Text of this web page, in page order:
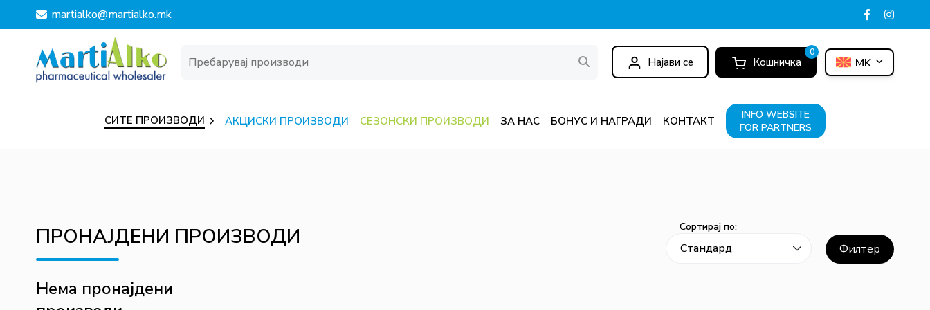
martialko@martialko.mk
Најави се Кошничка
0
MK
СИТЕ ПРОИЗВОДИ АКЦИСКИ ПРОИЗВОДИ СЕЗОНСКИ ПРОИЗВОДИ ЗА НАС БОНУС И НАГРАДИ КОНТАКТ
INFO WEBSITE
FOR PARTNERS
ПРОНАЈДЕНИ ПРОИЗВОДИ Сортирај по:
Филтер
Нема пронајдени